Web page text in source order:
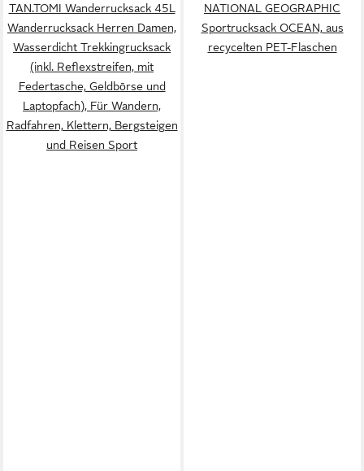
TAN.TOMI Wanderrucksack 45L
Wanderrucksack Herren Damen,
Wasserdicht Trekkingrucksack
(inkl. Reflexstreifen, mit
Federtasche, Geldbōrse und
Laptopfach), Für Wandern,
Radfahren, Klettern, Bergsteigen
und Reisen Sport
NATIONAL GEOGRAPHIC
Sportrucksack OCEAN, aus
recycelten PET-Flaschen